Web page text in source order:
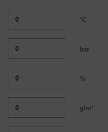
°C
bar
%
g/m³